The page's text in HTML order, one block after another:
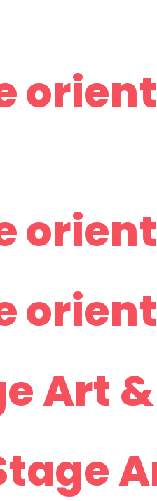
Art